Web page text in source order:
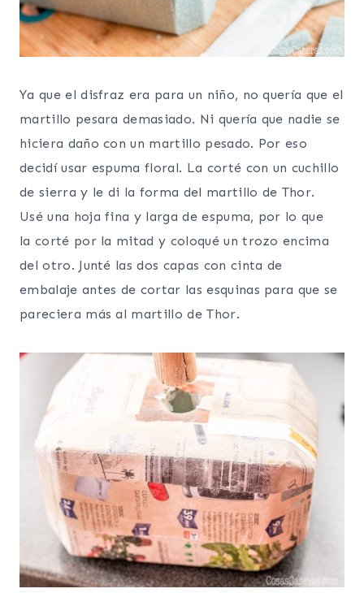
Ya que el disfraz era para un niño, no quería que el
martillo pesara demasiado. Ni quería que nadie se
hiciera daño con un martillo pesado. Por eso
decidí usar espuma floral. La corté con un cuchillo
de sierra y le di la forma del martillo de Thor.
Usé una hoja fina y larga de espuma, por lo que
la corté por la mitad y coloqué un trozo encima
del otro. Junté las dos capas con cinta de
embalaje antes de cortar las esquinas para que se
pareciera más al martillo de Thor.